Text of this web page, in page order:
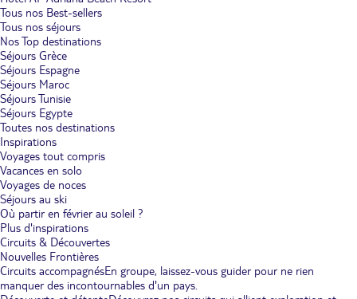
Tous nos Best-sellers
Tous nos séjours
Nos Top destinations
Séjours Grèce
Séjours Espagne
Séjours Maroc
Séjours Tunisie
Séjours Egypte
Toutes nos destinations
Inspirations
Voyages tout compris
Vacances en solo
Voyages de noces
Séjours au ski
Où partir en février au soleil ?
Plus d'inspirations
Circuits & Découvertes
Nouvelles Frontières
Circuits accompagnésEn groupe, laissez-vous guider pour ne rien
manquer des incontournables d'un pays.